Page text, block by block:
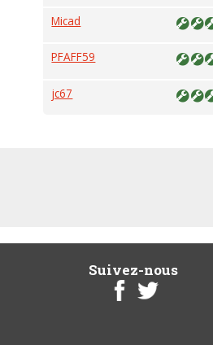
Micad
PFAFF59
jc67
Suivez-nous